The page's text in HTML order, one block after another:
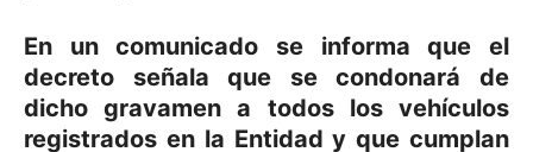
En un comunicado se informa que el
decreto señala que se condonará de
dicho gravamen a todos los vehículos
registrados en la Entidad y que cumplan